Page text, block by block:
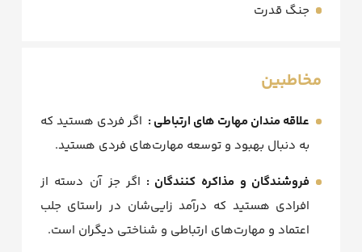
جنگ قدرت
مخاطبین
علاقه مندان مهارت های ارتباطی : اگر فردی هستید که
به دنبال بهبود و توسعه مهارت‌های فردی هستید.
فروشندگان و مذاکره کنندگان : اگر جز آن دسته از
افرادی هستید که درآمد زایی‌شان در راستای جلب
اعتماد و مهارت‌های ارتباطی و شناختی دیگران است.